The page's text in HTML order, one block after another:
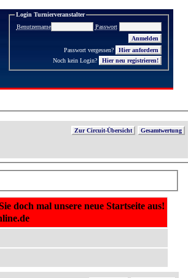
Login Turnierveranstalter
Benutzername
Passwort
Passwort vergessen?
Noch kein Login?
Hier neu registrieren!
Zur Circuit-Übersicht Gesamtwertung
doch mal unsere neue Startseite aus!